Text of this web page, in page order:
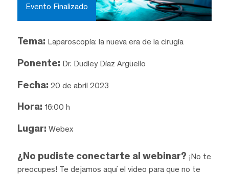
Evento Finalizado
Tema: Laparoscopía: la nueva era de la cirugía
Ponente: Dr. Dudley Díaz Argüello
Fecha: 20 de abril 2023
Hora: 16:00 h
Lugar: Webex
¿No pudiste conectarte al webinar? ¡No te
preocupes! Te dejamos aquí el video para que no te